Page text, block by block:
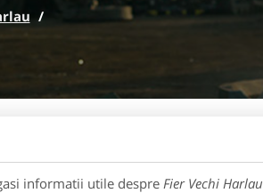
/
informatii utile despreFier Vechi Harlau